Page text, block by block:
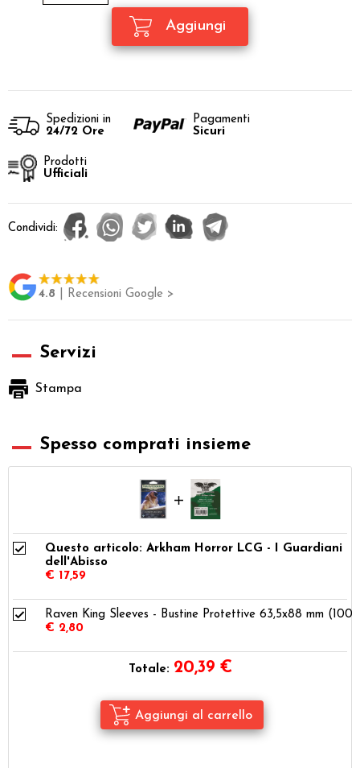
Spedizioni in
24/72 Ore
Pagamenti
Sicuri
Prodotti
Ufficiali
Condividi:
4.8 | Recensioni Google >
Servizi
Stampa
Spesso comprati insieme
Questo articolo: Arkham Horror LCG - I Guardiani
dell'Abisso
€ 17,59
Raven King Sleeves - Bustine Protettive 63,5x88 mm (100)
€ 2,80
Totale: 20,39 €